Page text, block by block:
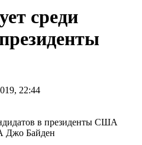
среди
22:44
Джо Байден